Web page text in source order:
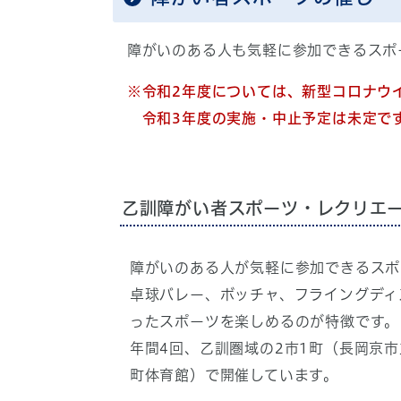
障がいのある人も気軽に参加できるス
※令和2年度については、新型コロナウ
令和3年度の実施・中止予定は未定で
乙訓障がい者スポーツ・レクリエ
障がいのある人が気軽に参加できるス
卓球バレー、ボッチャ、フライングデ
ったスポーツを楽しめるのが特徴です。
年間4回、乙訓圏域の2市1町（長岡京
町体育館）で開催しています。